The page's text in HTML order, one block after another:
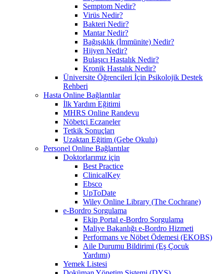
Semptom Nedir?
Virüs Nedir?
Bakteri Nedir?
Mantar Nedir?
Bağışıklık (İmmünite) Nedir?
Hijyen Nedir?
Bulaşıcı Hastalık Nedir?
Kronik Hastalık Nedir?
Üniversite Öğrencileri İçin Psikolojik Destek
Rehberi
Hasta Online Bağlantılar
İlk Yardım Eğitimi
MHRS Online Randevu
Nöbetçi Eczaneler
Tetkik Sonuçları
Uzaktan Eğitim (Gebe Okulu)
Personel Online Bağlantılar
Doktorlarımız için
Best Practice
ClinicalKey
Ebsco
UpToDate
Wiley Online Library (The Cochrane)
e-Bordro Sorgulama
Ekip Portal e-Bordro Sorgulama
Maliye Bakanlığı e-Bordro Hizmeti
Performans ve Nöbet Ödemesi (EKOBS)
Aile Durumu Bildirimi (Eş Çocuk
Yardımı)
Yemek Listesi